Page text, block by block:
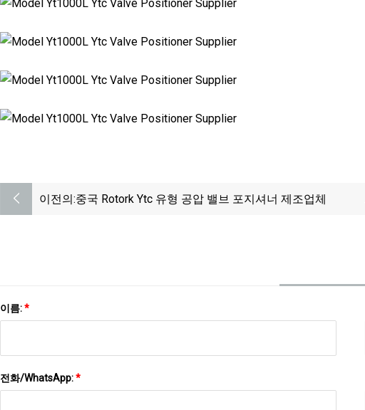
이전의:중국 Rotork Ytc 유형 공압 밸브 포지셔너 제조업체
이름:*
전화/WhatsApp:*